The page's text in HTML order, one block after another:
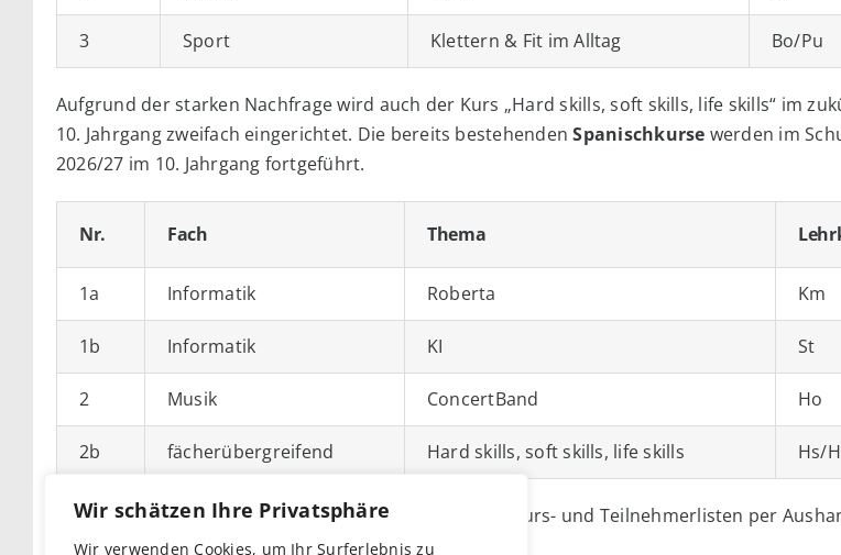
Wir schätzen Ihre Privatsphäre
Wir verwenden Cookies, um Ihr Surferlebnis zu
3 Sport Klettern & Fit im Alltag Bo/Pu
Aufgrund der starken Nachfrage wird auch der Kurs „Hard skills, soft skills, life skills“ im
10. Jahrgang zweifach eingerichtet. Die bereits bestehendenSpanischkurse werden im
2026/27 im 10. Jahrgang fortgeführt.
Nr. Fach Thema
1a Informatik Roberta Km
1b Informatik KI St
2 Musik ConcertBand Ho
2b fächerübergreifend Hard skills, soft skills, life skills Hs/
Zum Ende der Sommerferien werden die kompletten Kurs- und Teilnehmerlisten per
Mittelstufenbüro (Haus 1) veröffentlicht.